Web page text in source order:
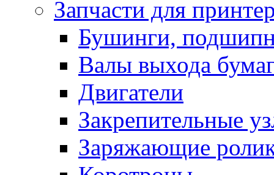
Запчасти для
Бушинги,
Валы выхода
Двигатели
Закрепительные
Заряжающие